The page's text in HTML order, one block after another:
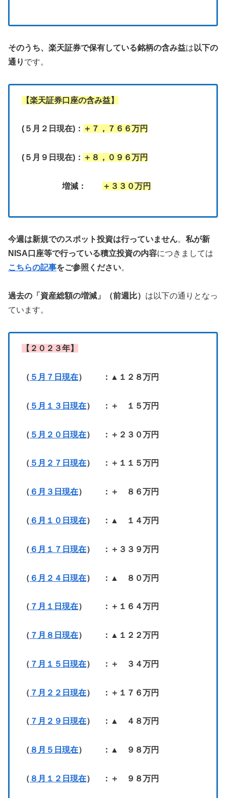
そのうち、 楽天証券で保有している銘柄の含み益は 以下の
通り です。
【楽天証券口座の含み益】
(５月２日現在)： ＋７，７６６万円
(５月９日現在)： ＋８，０９６万円
増減： ＋３３０万円
今週は新規でのスポット投資は行っていません。 私が新
NISA口座等で行っている積立投資の内容につきましては
こちらの記事をご参照ください。
過去の「資産総額の増減」（前週比） は以下の通りとなっ
ています。
【２０２３年】
（ ５月７日現在） ：▲１２８万円
（ ５月１３日現在） ：＋ １５万円
（ ５月２０日現在） ：＋２３０万円
（ ５月２７日現在） ：＋１１５万円
（ ６月３日現在） ：＋ ８６万円
（ ６月１０日現在） ：▲ １４万円
（ ６月１７日現在） ：＋３３９万円
（ ６月２４日現在） ：▲ ８０万円
（ ７月１日現在） ：＋１６４万円
（ ７月８日現在） ：▲１２２万円
（ ７月１５日現在） ：＋ ３４万円
（ ７月２２日現在） ：＋１７６万円
（ ７月２９日現在） ：▲ ４８万円
（ ８月５日現在） ：▲ ９８万円
（ ８月１２日現在） ：＋ ９８万円